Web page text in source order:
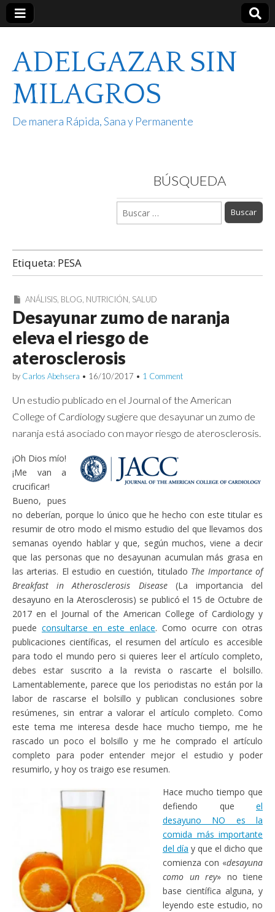
ADELGAZAR SIN
MILAGROS
De manera Rápida, Sana y Permanente
BÚSQUEDA
Buscar:
Etiqueta: PESA
ANÁLISIS, BLOG, NUTRICIÓN, SALUD
Desayunar zumo de naranja
eleva el riesgo de
aterosclerosis
by Carlos Abehsera • 16/10/2017 • 1 Comment
Un estudio publicado en el Journal of the American
College of Cardiology sugiere que desayunar un zumo de
naranja está asociado con mayor riesgo de aterosclerosis.
¡Oh Dios mío!
¡Me van a
crucificar!
Bueno, pues
no deberían, porque lo único que he hecho con este titular es
resumir de otro modo el mismo estudio del que llevamos dos
semanas oyendo hablar y que, según muchos, viene a decir
que las personas que no desayunan acumulan más grasa en
las arterias. El estudio en cuestión, titulado The Importance of
Breakfast in Atherosclerosis Disease(La importancia del
desayuno en la Aterosclerosis) se publicó el 15 de Octubre de
2017 en el Journal of the American College of Cardiology y
puede consultarse en este enlace. Como ocurre con otras
publicaciones científicas, el resumen del artículo es accesible
para todo el mundo pero si quieres leer el artículo completo,
debes estar suscrito a la revista o rascarte el bolsillo.
Lamentablemente, parece que los periodistas no están por la
labor de rascarse el bolsillo y publican conclusiones sobre
resúmenes, sin entrar a valorar el artículo completo. Como
este tema me interesa desde hace mucho tiempo, me he
rascado un poco el bolsillo y me he comprado el artículo
completo para poder entender mejor el estudio y poder
resumirlo, y hoy os traigo ese resumen.
Hace mucho tiempo que
defiendo que el
desayuno NO es la
comida más importante
del día y que el dicho que
comienza con «desayuna
como un rey» no tiene
base científica alguna, y
leyendo este estudio, no